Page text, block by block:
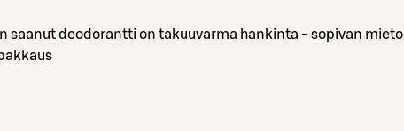
saanut deodorantti on takuuvarma hankinta - sopivan mieto